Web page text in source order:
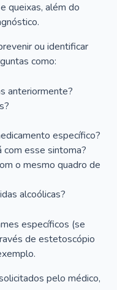
queixas, além do
ou identificar
como:
anteriormente?
específico?
esse sintoma?
o mesmo quadro de
alcoólicas?
específicos (se
de estetoscópio
pelo médico,